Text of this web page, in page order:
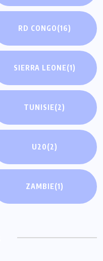
RD CONGO(16)
SIERRA LEONE(1)
TUNISIE(2)
U20(2)
ZAMBIE(1)